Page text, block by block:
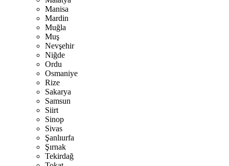
Manisa
Mardin
Muğla
Muş
Nevşehir
Niğde
Ordu
Osmaniye
Rize
Sakarya
Samsun
Siirt
Sinop
Sivas
Şanlıurfa
Şırnak
Tekirdağ